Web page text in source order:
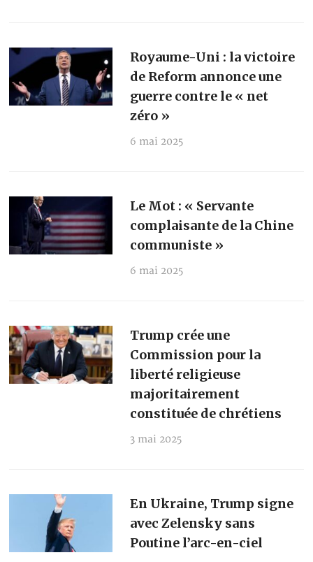
Royaume-Uni : la victoire
de Reform annonce une
guerre contre le « net
zéro »
6 mai 2025
Le Mot : « Servante
complaisante de la Chine
communiste »
6 mai 2025
Trump crée une
Commission pour la
liberté religieuse
majoritairement
constituée de chrétiens
3 mai 2025
En Ukraine, Trump signe
avec Zelensky sans
Poutine l’arc-en-ciel